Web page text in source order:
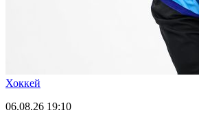
Хоккей
06.08.26 19:10